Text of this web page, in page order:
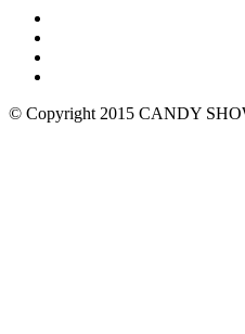
© Copyright 2015 CANDY